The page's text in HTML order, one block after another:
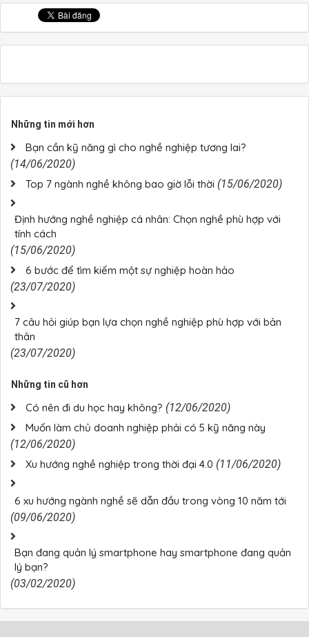
Những tin mới hơn
Bạn cần kỹ năng gì cho nghề nghiệp tương lai?
(14/06/2020)
Top 7 ngành nghề không bao giờ lỗi thời (15/06/2020)
Định hướng nghề nghiệp cá nhân: Chọn nghề phù hợp với
tính cách
(15/06/2020)
6 bước để tìm kiếm một sự nghiệp hoàn hảo
(23/07/2020)
7 câu hỏi giúp bạn lựa chọn nghề nghiệp phù hợp với bản
thân
(23/07/2020)
Những tin cũ hơn
Có nên đi du học hay không? (12/06/2020)
Muốn làm chủ doanh nghiệp phải có 5 kỹ năng này
(12/06/2020)
Xu hướng nghề nghiệp trong thời đại 4.0 (11/06/2020)
6 xu hướng ngành nghề sẽ dẫn đầu trong vòng 10 năm tới
(09/06/2020)
Bạn đang quản lý smartphone hay smartphone đang quản
lý bạn?
(03/02/2020)